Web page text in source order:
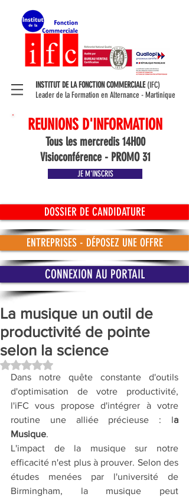
INSTITUT DE LA FONCTION COMMERCIALE (IFC)
Leader de la Formation en Alternance - Martinique
REUNIONS D'INFORMATION
Tous les mercredis 14H00
Visioconférence - PROMO 31
JE M'INSCRIS
DOSSIER DE CANDIDATURE
ENTREPRISES - DÉPOSEZ UNE OFFRE
CONNEXION AU PORTAIL
La musique un outil de
productivité de pointe
selon la science
Noté NaN étoiles sur 5.
Dans notre quête constante d'outils
d'optimisation de votre productivité,
l'iFC vous propose d'intégrer à votre
routine une alliée précieuse : la
Musique.
L'impact de la musique sur notre
efficacité n'est plus à prouver. Selon des
études menées par l'université de
Birmingham, la musique peut